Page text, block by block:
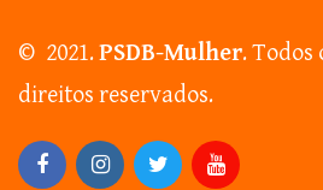
© 2021.PSDB-Mulher. Todos
direitos reservados.